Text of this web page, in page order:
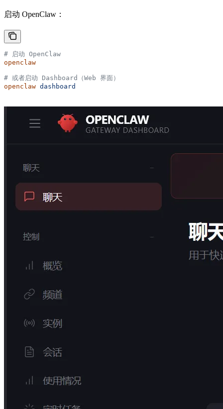
启动 OpenClaw：
# 启动 OpenClaw
openclaw
# 或者启动 Dashboard（Web 界面）
openclaw dashboard